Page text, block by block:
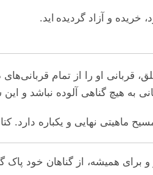
خریده و آزاد گردیده اید.
او را از تمام
به هیچ گناهی آلوده نباشد
و یکباره دارد. کتاب مقدس در
و برای همیشه، از گناهان خود پاک